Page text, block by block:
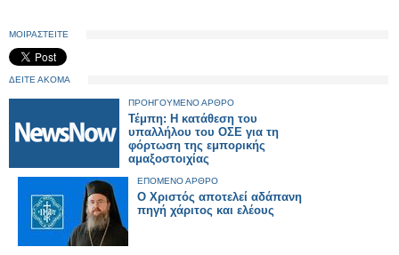
ΜΟΙΡΑΣΤΕΙΤΕ
ΔΕΙΤΕ ΑΚΟΜΑ
ΠΡΟΗΓΟΥΜΕΝΟ ΑΡΘΡΟ
Τέμπη: Η κατάθεση του
υπαλλήλου του ΟΣΕ για τη
φόρτωση της εμπορικής
αμαξοστοιχίας
ΕΠΟΜΕΝΟ ΑΡΘΡΟ
Ο Χριστός αποτελεί αδάπανη
πηγή χάριτος και ελέους